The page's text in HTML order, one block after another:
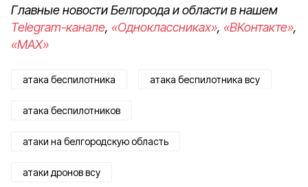
Главные новости Белгорода и области в нашем
Telegram-канале, «Одноклассниках», «ВКонтакте»,
«MAX»
атака беспилотника атака беспилотника всу
атака беспилотников
атаки на белгородскую область
атаки дронов всу